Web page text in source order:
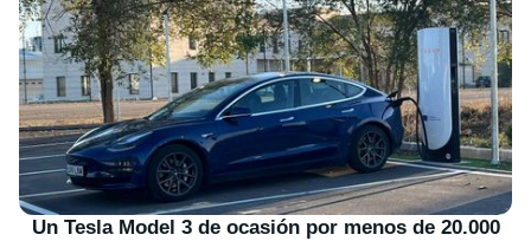
Un Tesla Model 3 de ocasión por menos de 20.000